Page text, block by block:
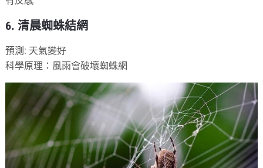
6. 清晨蜘蛛結網
預測: 天氣變好
科學原理：風雨會破壞蜘蛛網